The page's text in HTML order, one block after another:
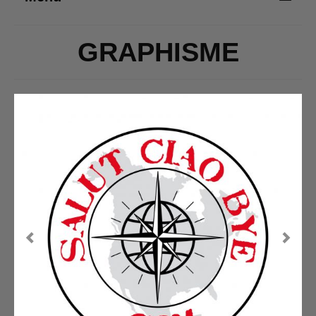
GRAPHISME
PHOTOS COMMERCIALES
PHOTOS NATURE
VIDÉO
PROJETS PERSONNELS
PRÉSENTATION
MON CHEMINEMENT
MES COMPÉTENCES
GRAPHISME